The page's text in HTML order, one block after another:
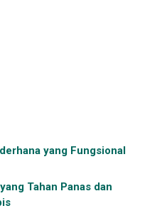
yang Fungsional
Tahan Panas dan